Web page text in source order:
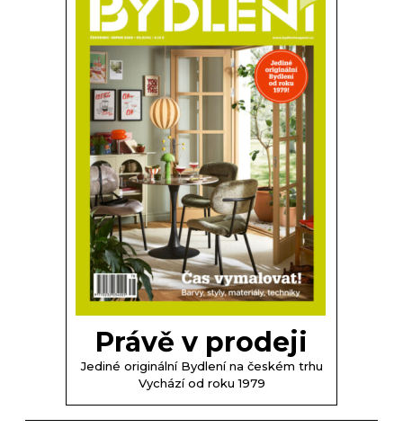
Právě v prodeji
Jediné originální Bydlení na českém trhu
Vychází od roku 1979